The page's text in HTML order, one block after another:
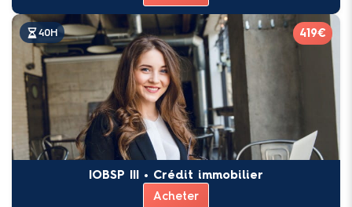
40H 419€
IOBSP III • Crédit immobilier
Acheter